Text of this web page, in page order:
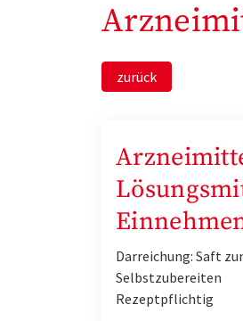
zurück
Darreichung: Saft
Selbstzubereiten
Rezeptpflichtig